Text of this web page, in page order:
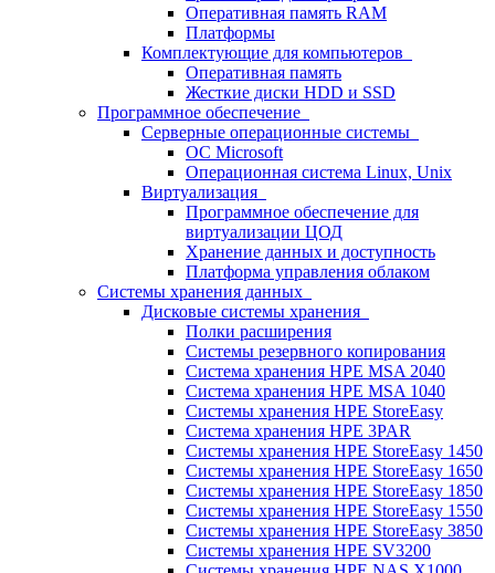
Оперативная память RAM
Платформы
Комплектующие для компьютеров
Оперативная память
Жесткие диски HDD и SSD
Программное обеспечение
Серверные операционные системы
ОС Microsoft
Операционная система Linux, Unix
Виртуализация
Программное обеспечение для
виртуализации ЦОД
Хранение данных и доступность
Платформа управления облаком
Системы хранения данных
Дисковые системы хранения
Полки расширения
Системы резервного копирования
Система хранения HPE MSA 2040
Система хранения HPE MSA 1040
Системы хранения HPE StoreEasy
Система хранения HPE 3PAR
Системы хранения HPE StoreEasy 1450
Системы хранения HPE StoreEasy 1650
Системы хранения HPE StoreEasy 1850
Системы хранения HPE StoreEasy 1550
Системы хранения HPE StoreEasy 3850
Системы хранения HPE SV3200